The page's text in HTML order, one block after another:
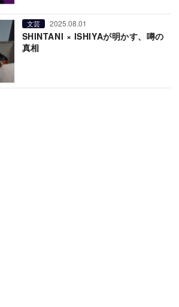
文芸 2025.08.01
SHINTANI × ISHIYAが明かす、噂の
真相